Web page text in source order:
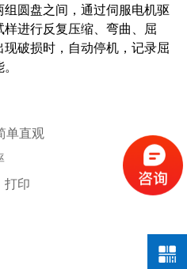
圆盘之间，通过伺服电机驱
进行反复压缩、弯曲、屈
破损时，自动停机，记录屈
单直观
打印